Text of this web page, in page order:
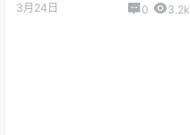
3月24日 0 3.2k